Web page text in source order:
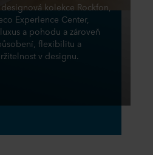
kolekce Rockfon,
Experience Center,
a pohodu a zároveň
flexibilitu a
v designu.